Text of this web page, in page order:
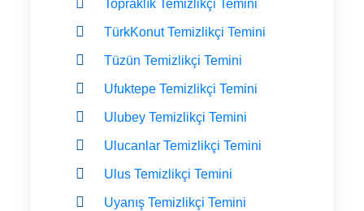
Topraklık Temizlikçi Temini
TürkKonut Temizlikçi Temini
Tüzün Temizlikçi Temini
Ufuktepe Temizlikçi Temini
Ulubey Temizlikçi Temini
Ulucanlar Temizlikçi Temini
Ulus Temizlikçi Temini
Uyanış Temizlikçi Temini